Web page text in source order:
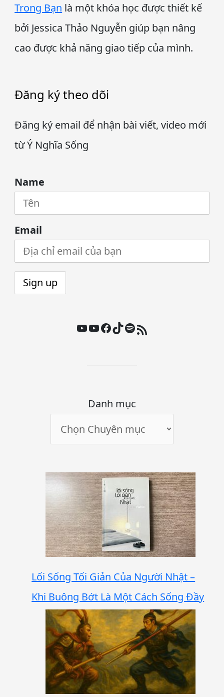
Trong Bạn là một khóa học được thiết kế
bởi Jessica Thảo Nguyễn giúp bạn nâng
cao được khả năng giao tiếp của mình.
Đăng ký theo dõi
Đăng ký email để nhận bài viết, video mới
từ Ý Nghĩa Sống
Name
Email
Youtube
Youtube
Facebook
TikTok
Spotify
Nguồn cấp RSS
Danh mục
Lối Sống Tối Giản Của Người Nhật –
Khi Buông Bớt Là Một Cách Sống Đầy